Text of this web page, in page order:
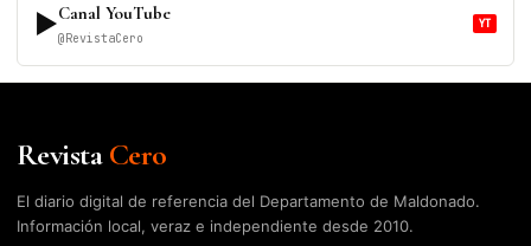
▶Canal YouTube
@RevistaCero
YT
RevistaCero
El diario digital de referencia del Departamento de Maldonado.
Información local, veraz e independiente desde 2010.